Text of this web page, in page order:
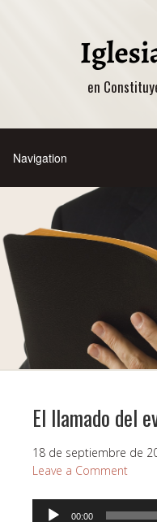
en
El llamado del
18 de septiembre de
Leave a Comment
Reproductor
00:00